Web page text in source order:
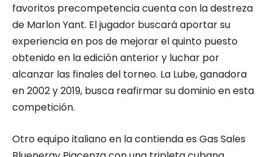
favoritos precompetencia cuenta con la destreza
de Marlon Yant. El jugador buscará aportar su
experiencia en pos de mejorar el quinto puesto
obtenido en la edición anterior y luchar por
alcanzar las finales del torneo. La Lube, ganadora
en 2002 y 2019, busca reafirmar su dominio en esta
competición.
Otro equipo italiano en la contienda es Gas Sales